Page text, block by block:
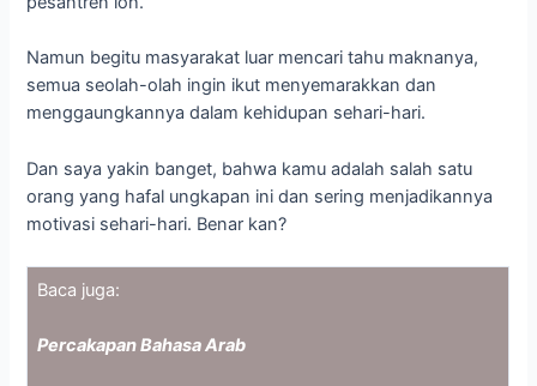
Percakapan Bahasa Arab
Jadda